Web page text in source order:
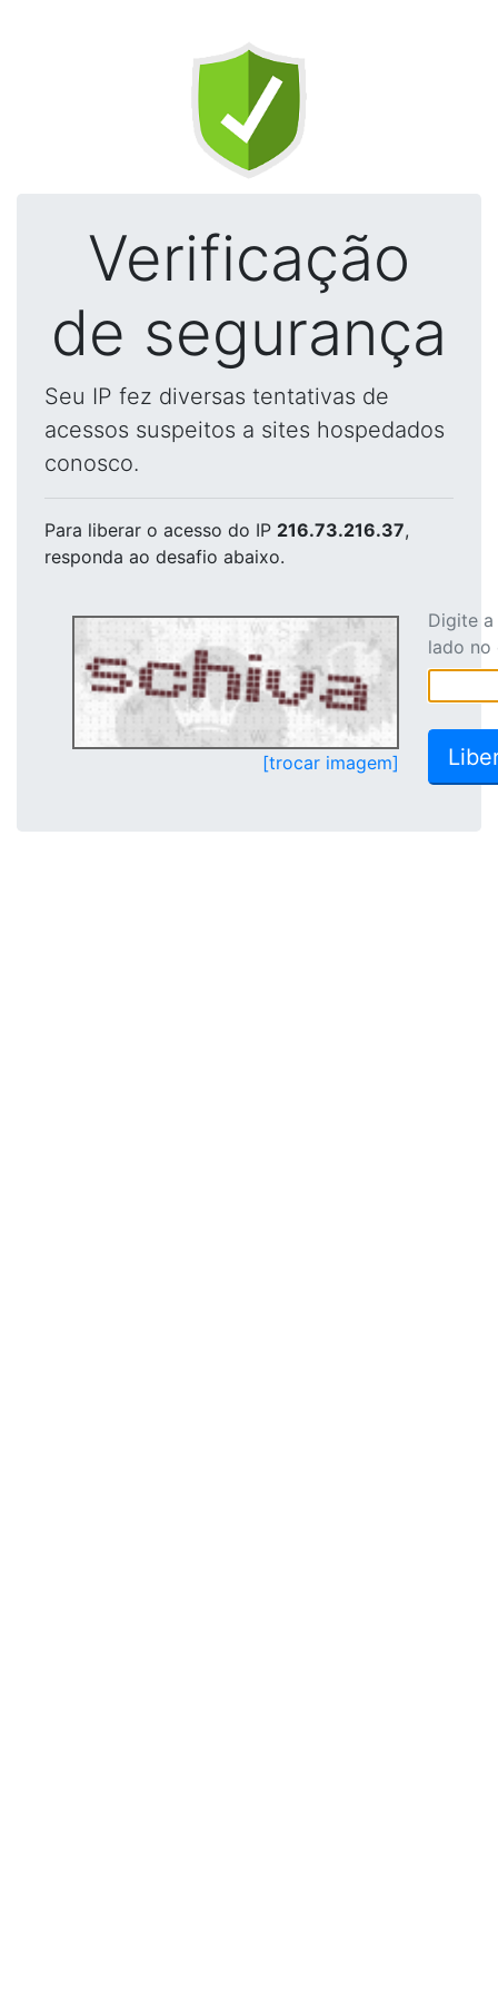
Verificação
de segurança
Seu IP fez diversas tentativas de
acessos suspeitos a sites hospedados
conosco.
Para liberar o acesso do IP 216.73.216.37,
responda ao desafio abaixo.
[trocar imagem]
Digite
lado no